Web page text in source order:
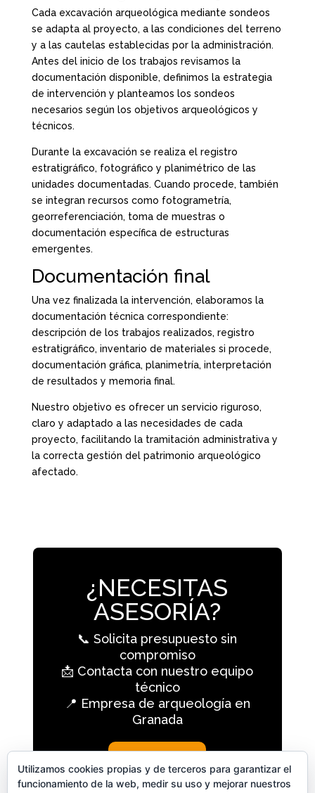
Cada excavación arqueológica mediante sondeos
se adapta al proyecto, a las condiciones del terreno
y a las cautelas establecidas por la administración.
Antes del inicio de los trabajos revisamos la
documentación disponible, definimos la estrategia
de intervención y planteamos los sondeos
necesarios según los objetivos arqueológicos y
técnicos.
Durante la excavación se realiza el registro
estratigráfico, fotográfico y planimétrico de las
unidades documentadas. Cuando procede, también
se integran recursos como fotogrametría,
georreferenciación, toma de muestras o
documentación específica de estructuras
emergentes.
Documentación final
Una vez finalizada la intervención, elaboramos la
documentación técnica correspondiente:
descripción de los trabajos realizados, registro
estratigráfico, inventario de materiales si procede,
documentación gráfica, planimetría, interpretación
de resultados y memoria final.
Nuestro objetivo es ofrecer un servicio riguroso,
claro y adaptado a las necesidades de cada
proyecto, facilitando la tramitación administrativa y
la correcta gestión del patrimonio arqueológico
afectado.
¿NECESITAS
ASESORÍA?
📞 Solicita presupuesto sin
compromiso
📩 Contacta con nuestro equipo
técnico
📍 Empresa de arqueología en
Granada
CONTACTO
Utilizamos cookies propias y de terceros para garantizar el
funcionamiento de la web, medir su uso y mejorar nuestros